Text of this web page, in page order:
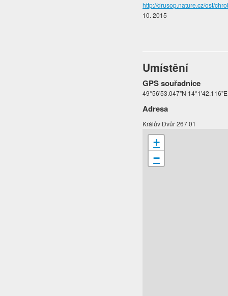
http://drusop.nature.cz/ost/
10. 2015
Umístění
GPS souřadnice
49°56'53.047"N 14°1'42.116"E
Adresa
Králův Dvůr 267 01
+
−